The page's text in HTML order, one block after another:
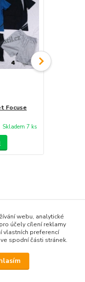
Focuse
Skladem 7 ks
webu, analytické
účely cílení reklamy
vlastních preferencí
spodní části stránek.